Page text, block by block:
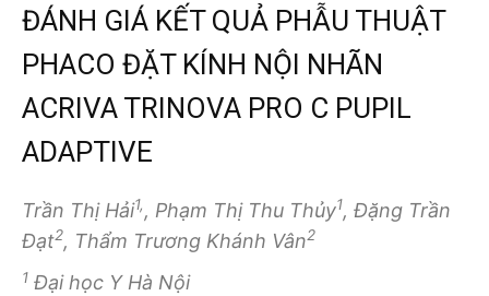
ĐÁNH GIÁ KẾT QUẢ PHẪU THUẬT
PHACO ĐẶT KÍNH NỘI NHÃN
ACRIVA TRINOVA PRO C PUPIL
ADAPTIVE
Trần Thị Hải1,, Phạm Thị Thu Thủy1, Đặng Trần
Đạt2, Thẩm Trương Khánh Vân2
1 Đại học Y Hà Nội